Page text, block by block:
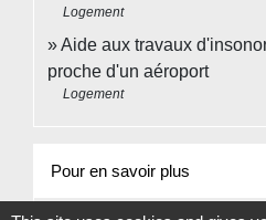
Logement
Aide aux travaux
proche d'un aéroport
Logement
Pour en savoir plus